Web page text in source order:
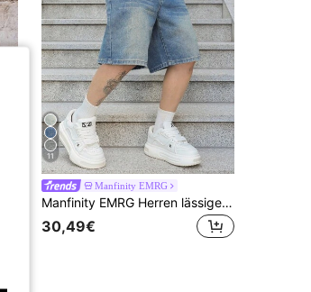
13K 665K
665K
11
Manfinity EMRG
Manfinity EMRG Herren lässige, weite Bermuda Jeans-Shorts mit Taschen
30,49€